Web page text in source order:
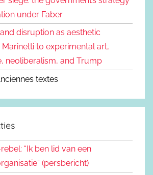
under Faber
disruption as aesthetic
to experimental art,
neoliberalism, and Trump
textes
“Ik ben lid van een
(persbericht)